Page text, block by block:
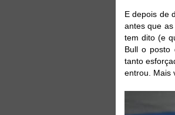
E depois de
antes que
tem dito (e
Bull o posto
tanto
entrou. Mais